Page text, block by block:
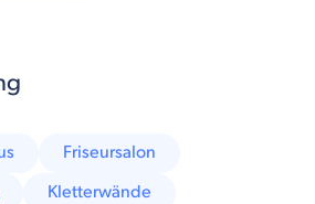
Friseursalon
Kletterwände